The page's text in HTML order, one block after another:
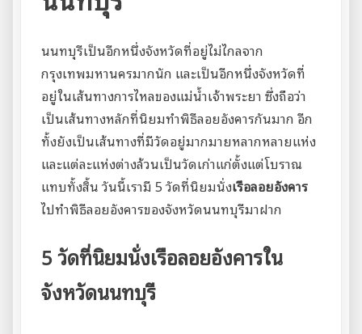
นนทบุรีเป็นอีกหนึ่งจังหวัดที่อยู่ไม่ไกลจาก
กรุงเทพมหานครมากนัก และเป็นอีกหนึ่งจังหวัดที่
อยู่ในเส้นทางการไหลของแม่น้ำเจ้าพระยา ซึ่งถือว่า
เป็นเส้นทางหลักที่นิยมทำพิธีลอยอังคารกันมาก อีก
ทั้งยังเป็นเส้นทางที่มีวัดอยู่มากมายหลากหลายแห่ง
และแต่ละแห่งต่างล้วนเป็นวัดเก่าแก่ตั้งแต่โบราณ
แทบทั้งสิ้น วันนี้เรามี 5 วัดที่นิยมนั่งเรือลอยอังคาร
ไปทำพิธีลอยอังคารของจังหวัดนนทบุรีมาฝาก
5 วัดที่นิยมนั่งเรือลอยอังคารใน
จังหวัดนนทบุรี